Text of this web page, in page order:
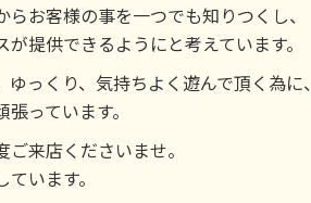
お客様の事を一つでも知りつくし、
提供できるようにと考えています。
っくり、気持ちよく遊んで頂く為に、
っています。
来店くださいませ。
います。